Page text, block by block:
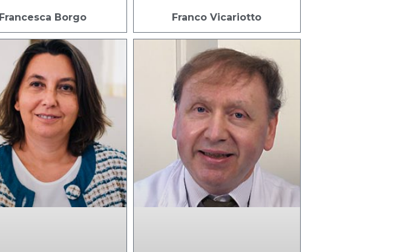
Francesca Borgo Franco Vicariotto